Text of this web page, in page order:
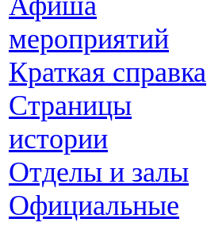
мероприятий
Краткая справка
Страницы
истории
Отделы и залы
Официальные